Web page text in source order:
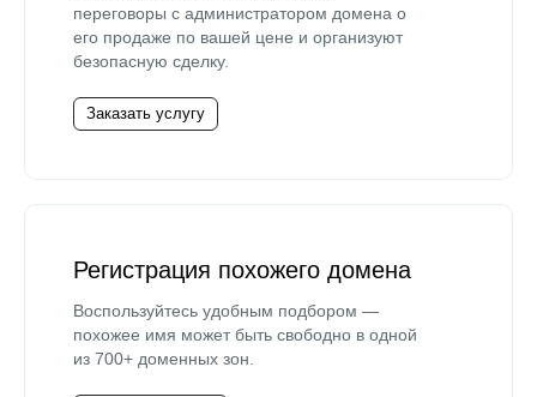
переговоры с администратором домена о
его продаже по вашей цене и организуют
безопасную сделку.
Заказать услугу
Регистрация похожего домена
Воспользуйтесь удобным подбором —
похожее имя может быть свободно в одной
из 700+ доменных зон.